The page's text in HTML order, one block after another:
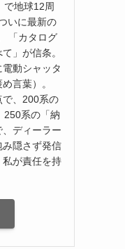
で地球12周
いに最新の
「カタログ
」が信条。
動シャッタ
言葉）。
で、200系の
250系の「納
ディーラー
隠さず発信
私が責任を持